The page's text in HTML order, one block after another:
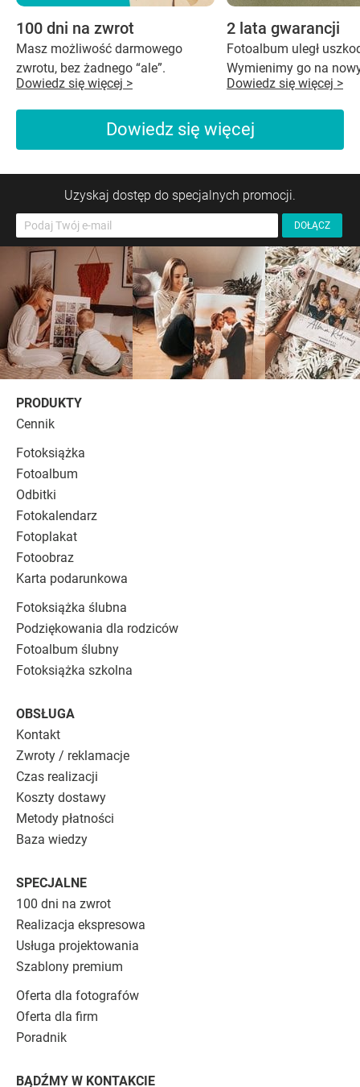
100 dni na zwrot
Masz możliwość darmowego
zwrotu, bez żadnego “ale”.
Dowiedz się więcej >
2 lata gwarancji
Fotoalbum uległ
Wymienimy go na
Dowiedz się więcej >
Dowiedz się więcej
Uzyskaj dostęp do specjalnych promocji.
PRODUKTY
Cennik
Fotoksiążka
Fotoalbum
Odbitki
Fotokalendarz
Fotoplakat
Fotoobraz
Karta podarunkowa
Fotoksiążka ślubna
Podziękowania dla rodziców
Fotoalbum ślubny
Fotoksiążka szkolna
OBSŁUGA
Kontakt
Zwroty / reklamacje
Czas realizacji
Koszty dostawy
Metody płatności
Baza wiedzy
SPECJALNE
100 dni na zwrot
Realizacja ekspresowa
Usługa projektowania
Szablony premium
Oferta dla fotografów
Oferta dla firm
Poradnik
BĄDŹMY W KONTAKCIE